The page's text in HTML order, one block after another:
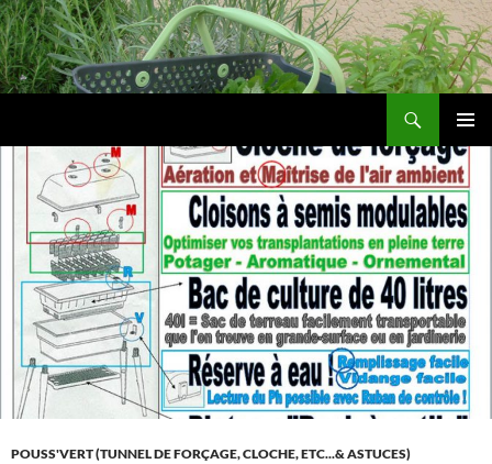
Aller
au
contenu
MENU
POUSS'VERT (TUNNEL DE FORÇAGE, CLOCHE, ETC...& ASTUCES)